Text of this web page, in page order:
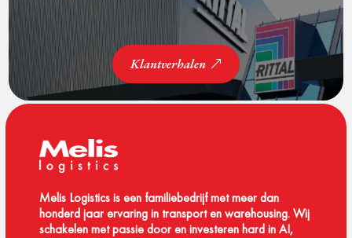
Klantverhalen
Melis Logistics is een familiebedrijf met meer dan
honderd jaar ervaring in transport en warehousing. Wij
schakelen met passie door en investeren hard in AI,